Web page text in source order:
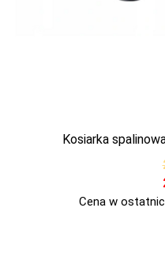
Kosiarka
Cena w